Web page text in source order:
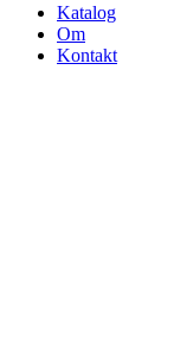
Katalog
Om
Kontakt